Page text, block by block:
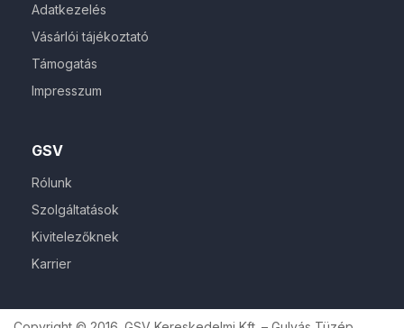
GSV
Rólunk
Szolgáltatások
Kivitelezőknek
Karrier
Adatkezelés
Vásárlói tájékoztató
Támogatás
Impresszum